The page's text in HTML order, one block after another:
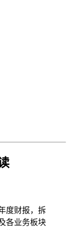
度财报，拆
各业务板块